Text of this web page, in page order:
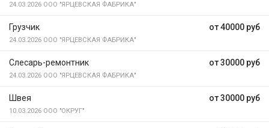
24.03.2026 ООО "ЯРЦЕВСКАЯ ФАБРИКА"
от 40000 руб
Грузчик
24.03.2026 ООО "ЯРЦЕВСКАЯ ФАБРИКА"
от 30000 руб
Слесарь-ремонтник
24.03.2026 ООО "ЯРЦЕВСКАЯ ФАБРИКА"
от 30000 руб
Швея
10.03.2026 ООО "ОКРУГ"